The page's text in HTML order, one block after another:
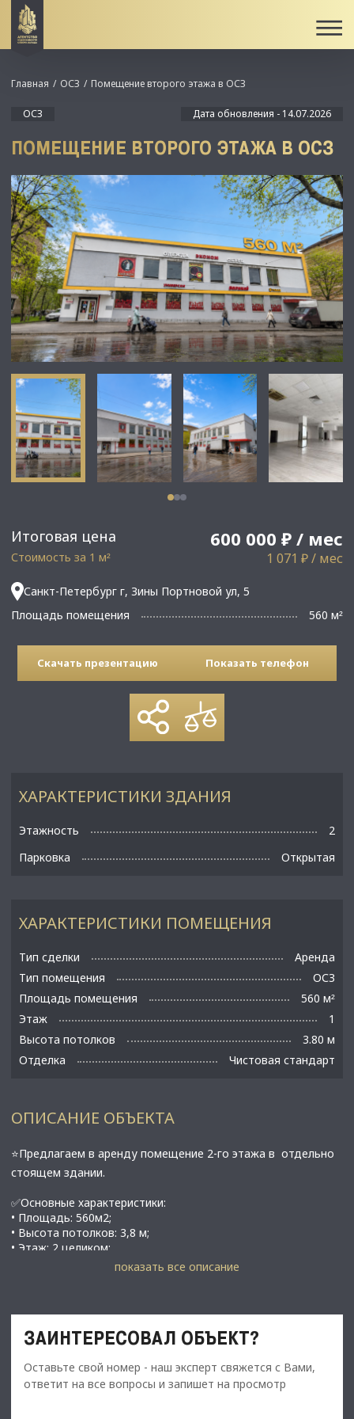
Итоговая цена 600 000 ₽ / мес
Стоимость за 1 м² 1 071 ₽ / мес
Санкт-Петербург г, Зины Портновой ул, 5
Площадь помещения
560 м²
Главная ОСЗ Помещение второго этажа в ОСЗ
ОСЗ Дата обновления - 14.07.2026
ПОМЕЩЕНИЕ ВТОРОГО ЭТАЖА В ОСЗ
Скачать презентацию Показать телефон
ХАРАКТЕРИСТИКИ ПОМЕЩЕНИЯ
Тип сделки
Аренда
Тип помещения
ОСЗ
Площадь помещения
560 м²
Этаж
1
Высота потолков
3.80 м
Отделка
Чистовая стандарт
ХАРАКТЕРИСТИКИ ЗДАНИЯ
Этажность
2
Парковка
Открытая
ОПИСАНИЕ ОБЪЕКТА
⭐Предлагаем в аренду помещение 2-го этажа в отдельно
стоящем здании.
✅Основные характеристики:
• Площадь: 560м2;
• Высота потолков: 3,8 м;
• Этаж: 2 целиком;
•.Есть возможность установить подъемник;
• Арендная ставка - 600 000 руб./мес.;
• Обеспечительный платеж - 100% (600 000 руб.);
показать все описание
ЗАИНТЕРЕСОВАЛ ОБЪЕКТ?
Оставьте свой номер - наш эксперт свяжется с Вами,
ответит на все вопросы и запишет на просмотр